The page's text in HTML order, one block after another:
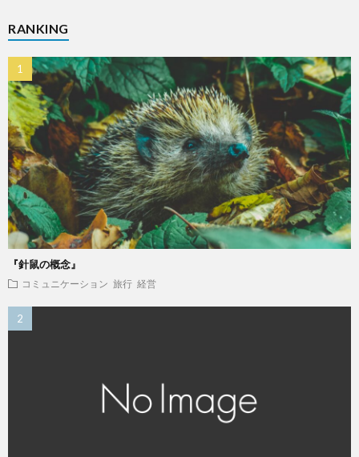
RANKING
『針鼠の概念』
コミュニケーション 旅行 経営